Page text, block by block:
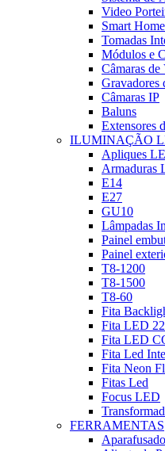
Video
Smart
Tomadas
Módulos e
Câmaras
Gravadores
Câmaras IP
Baluns
Extensores
ILUMINAÇÃO
Apliques
Armaduras
E14
E27
GU10
Lâmpadas
Painel
Painel
T8-1200
T8-1500
T8-60
Fita
Fita LED
Fita LED
Fita Led
Fita Neon
Fitas Led
Focus LED
FERRAMENTAS